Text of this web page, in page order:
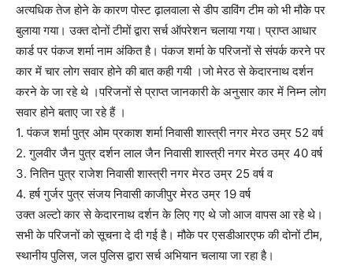
अत्यधिक तेज होने के कारण पोस्ट ढ़ालवाला से डीप डाविंग टीम को भी मौके पर
बुलाया गया। उक्त दोनों टीमों द्वारा सर्च ऑपरेशन चलाया गया। प्राप्त आधार
कार्ड पर पंकज शर्मा नाम अंकित है। पंकज शर्मा के परिजनों से संपर्क करने पर
कार में चार लोग सवार होने की बात कही गयी ।जो मेरठ से केदारनाथ दर्शन
करने के जा रहे थे ।परिजनों से प्राप्त जानकारी के अनुसार कार में निम्न लोग
सवार होने बताए जा रहे हैं ।
1. पंकज शर्मा पुत्र ओम प्रकाश शर्मा निवासी शास्त्री नगर मेरठ उम्र 52 वर्ष
2. गुलवीर जैन पुत्र दर्शन लाल जैन निवासी शास्त्री नगर मेरठ उम्र 40 वर्ष
3. नितिन पुत्र राजेश निवासी शास्त्री नगर मेरठ उम्र 25 वर्ष व
4. हर्ष गुर्जर पुत्र संजय निवासी काजीपुर मेरठ उम्र 19 वर्ष
उक्त अल्टो कार से केदारनाथ दर्शन के लिए गए थे जो आज वापस आ रहे थे।
सभी के परिजनों को सूचना दे दी गई है। मौके पर एसडीआरएफ की दोनों टीम,
स्थानीय पुलिस, जल पुलिस द्वारा सर्च अभियान चलाया जा रहा है।